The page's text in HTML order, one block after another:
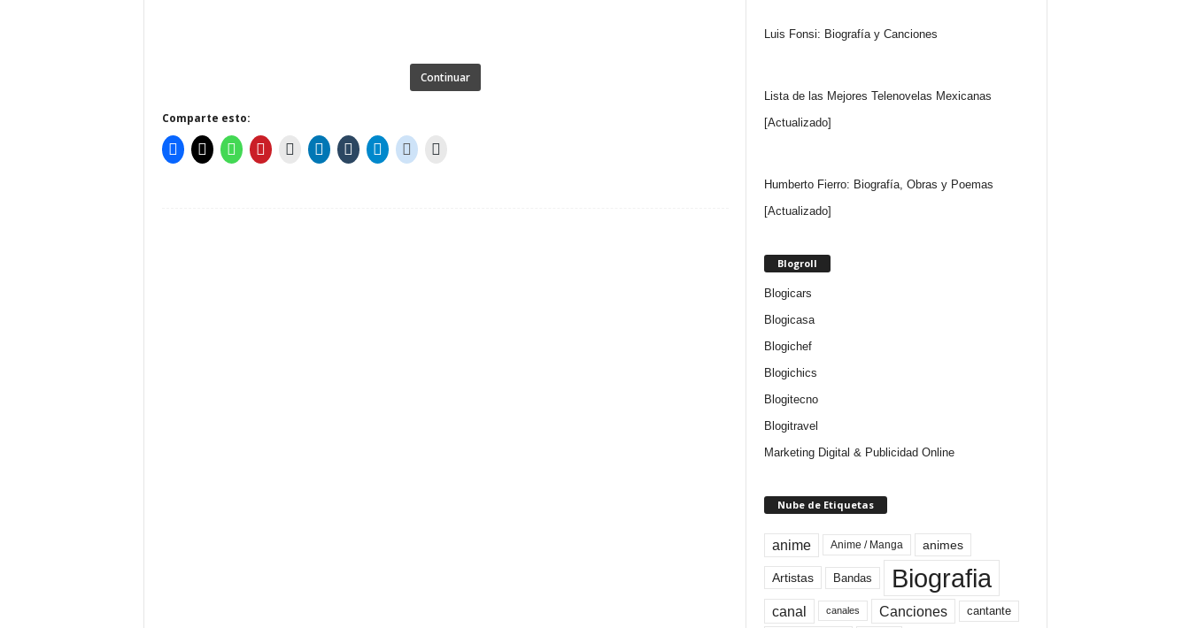
Continuar
Comparte esto:
Luis Fonsi: Biografía y Canciones
Lista de las Mejores Telenovelas Mexicanas
[Actualizado]
Humberto Fierro: Biografía, Obras y Poemas
[Actualizado]
Blogroll
Blogicars
Blogicasa
Blogichef
Blogichics
Blogitecno
Blogitravel
Marketing Digital & Publicidad Online
Nube de Etiquetas
anime Anime / Manga animes
Artistas Bandas Biografia
canal canales Canciones cantante